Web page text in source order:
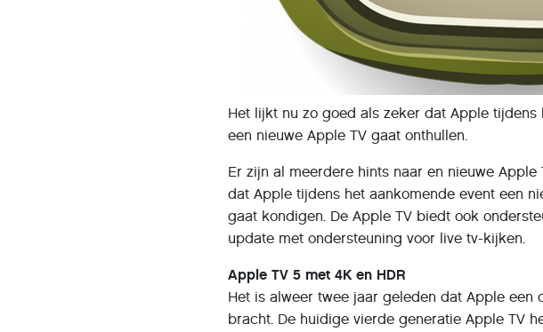
Het lijkt nu zo goed als zeker dat Apple
een nieuwe Apple TV gaat onthullen.
Er zijn al meerdere hints naar en nieuwe
dat Apple tijdens het aankomende event een
gaat kondigen. De Apple TV biedt ook
update met ondersteuning voor live tv-kijken.
Apple TV 5 met 4K en HDR
Het is alweer twee jaar geleden dat Apple
bracht. De huidige vierde generatie Apple TV